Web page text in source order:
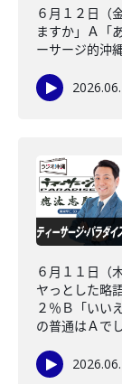
６月１２日（
ますか」Ａ「
ーサージ的沖
６月１１日（
ヤっとした略
２％Ｂ「いい
の普通はＡで